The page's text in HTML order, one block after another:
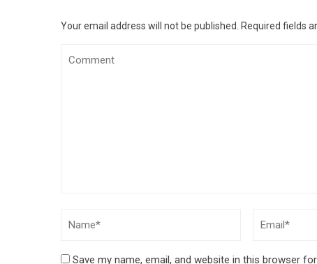
Your email address will not be published. Required fields
Save my name, email, and website in this browser